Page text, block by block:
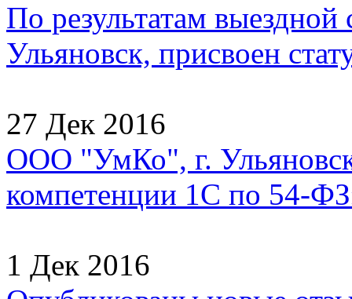
По результатам
Ульяновск, присвоен
27 Дек 2016
ООО "УмКо", г.
компетенции 1С по 54-
1 Дек 2016